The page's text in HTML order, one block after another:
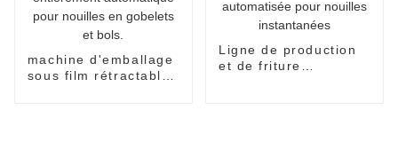
machine d'emballage
sous film rétractable
Ligne de production
et de friture